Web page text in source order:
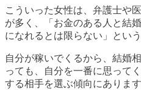
こういった女性は、弁護士や
が多く、「お金のある人と結
になれるとは限らない」とい
自分が稼いでくるから、結婚
っても、自分を一番に思って
する相手を選ぶ傾向にあります